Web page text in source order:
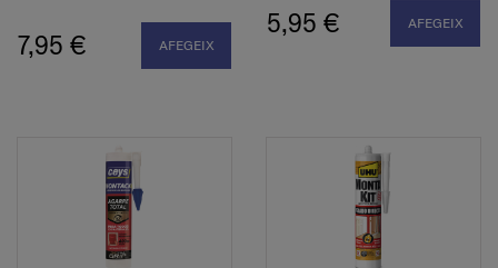
7,95 € AFEGEIX
5,95 € AFEGEIX